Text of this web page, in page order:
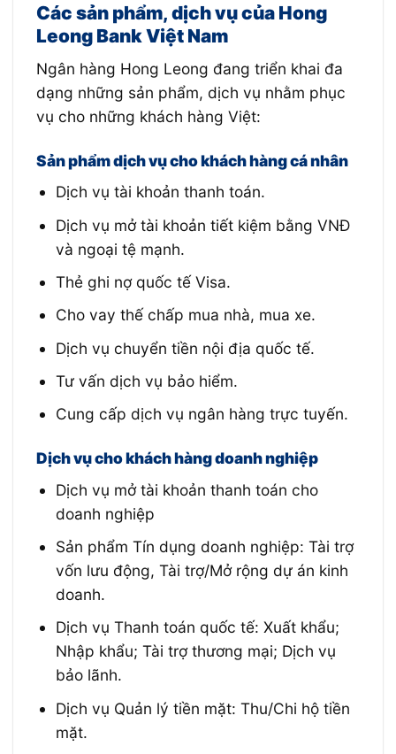
Các sản phẩm, dịch vụ của Hong
Leong Bank Việt Nam
Ngân hàng Hong Leong đang triển khai đa
dạng những sản phẩm, dịch vụ nhằm phục
vụ cho những khách hàng Việt:
Sản phẩm dịch vụ cho khách hàng cá nhân
Dịch vụ tài khoản thanh toán.
Dịch vụ mở tài khoản tiết kiệm bằng VNĐ
và ngoại tệ mạnh.
Thẻ ghi nợ quốc tế Visa.
Cho vay thế chấp mua nhà, mua xe.
Dịch vụ chuyển tiền nội địa quốc tế.
Tư vấn dịch vụ bảo hiểm.
Cung cấp dịch vụ ngân hàng trực tuyến.
Dịch vụ cho khách hàng doanh nghiệp
Dịch vụ mở tài khoản thanh toán cho
doanh nghiệp
Sản phẩm Tín dụng doanh nghiệp: Tài trợ
vốn lưu động, Tài trợ/Mở rộng dự án kinh
doanh.
Dịch vụ Thanh toán quốc tế: Xuất khẩu;
Nhập khẩu; Tài trợ thương mại; Dịch vụ
bảo lãnh.
Dịch vụ Quản lý tiền mặt: Thu/Chi hộ tiền
mặt.